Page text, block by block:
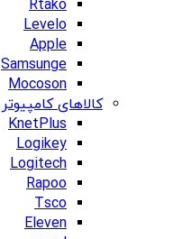
Rtako
Levelo
Apple
Samsunge
Mocoson
کالاهای کامپیوتر
KnetPlus
Logikey
Logitech
Rapoo
Tsco
Eleven